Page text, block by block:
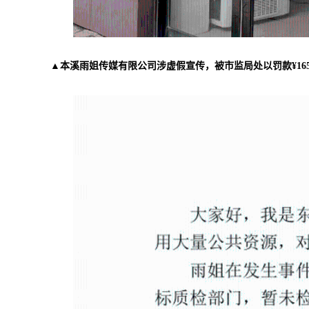
▲本溪雨姐传媒有限公司涉虚假宣传，被市监局处以罚款